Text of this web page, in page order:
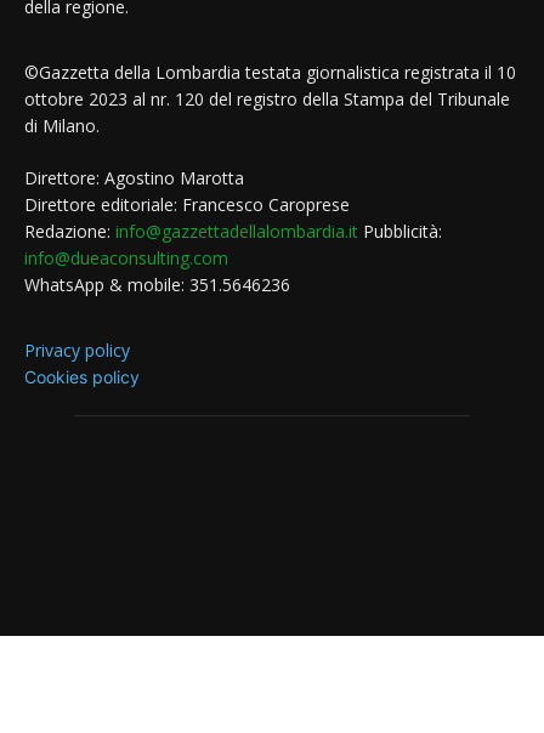
della regione.
©Gazzetta della Lombardia testata giornalistica registrata il 10
ottobre 2023 al nr. 120 del registro della Stampa del Tribunale
di Milano.
Direttore: Agostino Marotta
Direttore editoriale: Francesco Caroprese
Redazione: info@gazzettadellalombardia.it Pubblicità:
info@dueaconsulting.com
WhatsApp & mobile: 351.5646236
Privacy policy
Cookies policy